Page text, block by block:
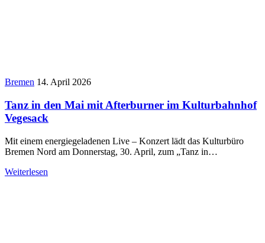
Bremen 14. April 2026
Tanz in den Mai mit Afterburner im Kulturbahnhof
Vegesack
Mit einem energiegeladenen Live – Konzert lädt das Kulturbüro
Bremen Nord am Donnerstag, 30. April, zum „Tanz in…
Weiterlesen